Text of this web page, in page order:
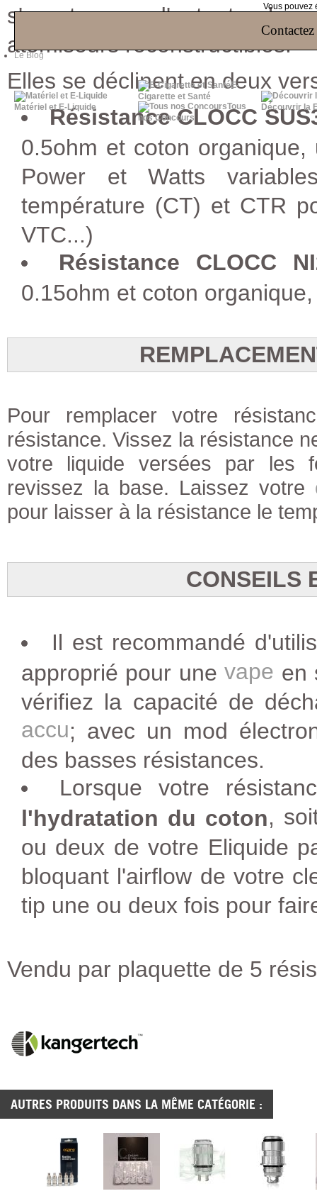
Vous pouvez
Le Blog
Matériel et E-Liquide
E-
Cigarette et Santé
Tous
nos Concours
Découvrir la
s'en trouve d'autant plus
atomiseurs reconstructibles.
Elles se déclinent en deux
Résistance CLOCC
0.5ohm et coton
Power et Watts
température (CT) et CTR
VTC...)
Résistance CLOCC
0.15ohm et coton
Pour remplacer votre
résistance. Vissez la résistance
votre liquide versées par les
revissez la base. Laissez votre
pour laisser à la résistance le
CONSEILS
Il est recommandé
approprié pour unevape en
vérifiez la capacité de
accu; avec un mod
des basses résistances.
Lorsque votre
l'hydratation du coton,
ou deux de votre Eliquide
bloquant l'airflow de votre
tip une ou deux fois pour
Vendu par plaquette de 5
AUTRES PRODUITS DANS LA MÊME CATÉGORIE :